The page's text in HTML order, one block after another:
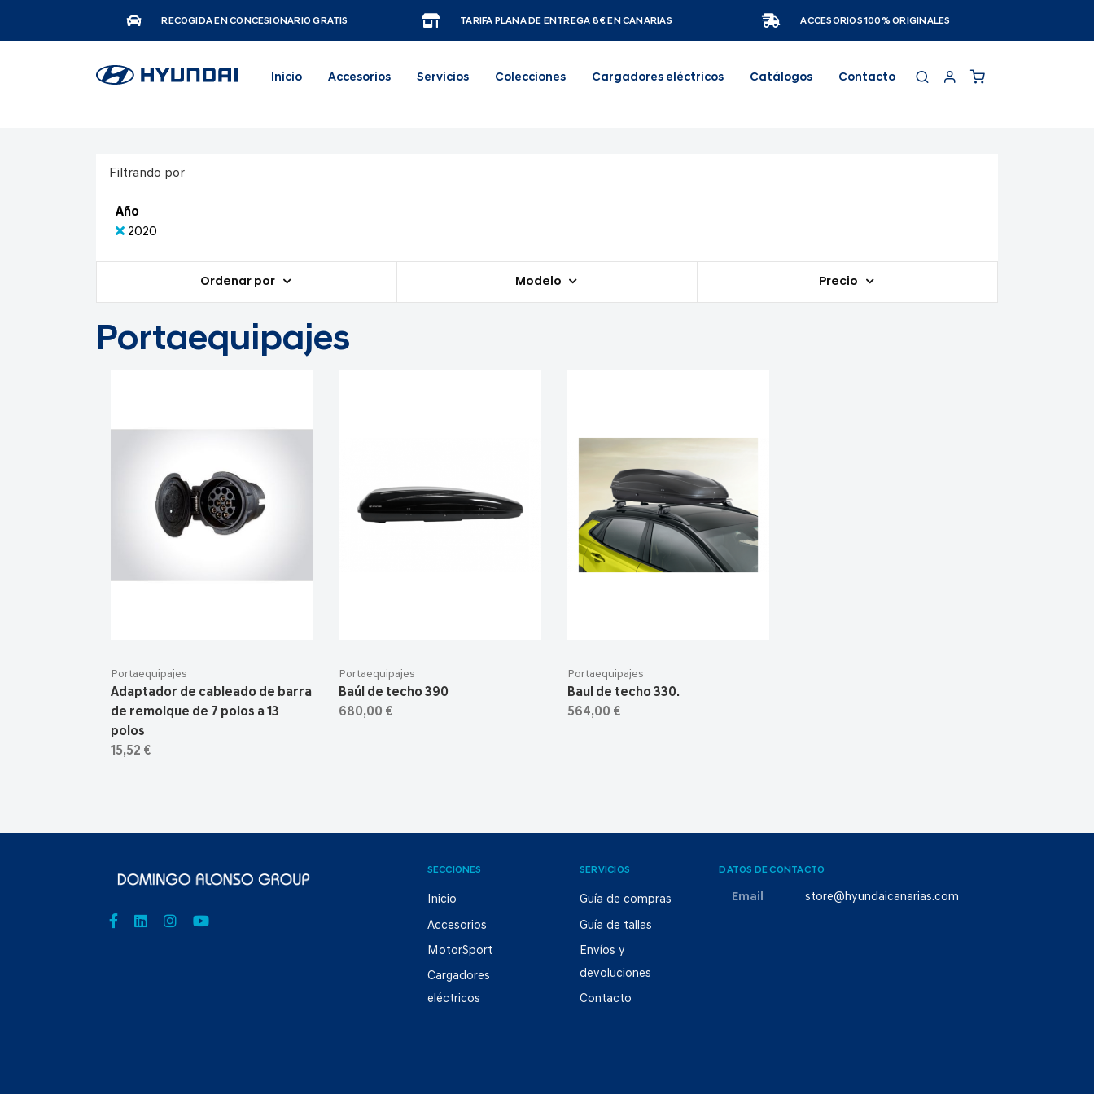
RECOGIDA EN CONCESIONARIO GRATIS TARIFA PLANA DE ENTREGA 8€ EN CANARIAS ACCESORIOS 100% ORIGINALES
Inicio Accesorios Servicios Colecciones Cargadores eléctricos Catálogos Contacto
Filtrando por
Año
2020
Ordenar por Modelo Precio
Portaequipajes
Portaequipajes
Adaptador de cableado de barra
de remolque de 7 polos a 13
polos
15,52 €
Portaequipajes
Baúl de techo 390
680,00 €
Portaequipajes
Baul de techo 330.
564,00 €
SECCIONES
Inicio
Accesorios
MotorSport
Cargadores
eléctricos
SERVICIOS
Guía de compras
Guía de tallas
Envíos y
devoluciones
Contacto
DATOS DE CONTACTO
Email store@hyundaicanarias.com